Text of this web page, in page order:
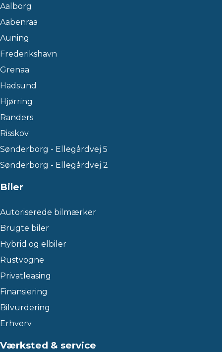
Aalborg
Aabenraa
Auning
Frederikshavn
Grenaa
Hadsund
Hjørring
Randers
Risskov
Sønderborg - Ellegårdvej 5
Sønderborg - Ellegårdvej 2
Biler
Autoriserede bilmærker
Brugte biler
Hybrid og elbiler
Rustvogne
Privatleasing
Finansiering
Bilvurdering
Erhverv
Værksted & service